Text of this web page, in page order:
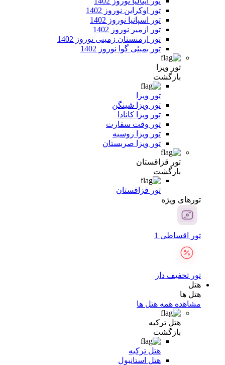
تور اوکراین نوروز 1402
تور اسپانیا نوروز 1402
تور ازمیر نوروز 1402
تور ارمنستان زمینی نوروز 1402
تور بمبئی گوا نوروز 1402
تور ویزا
بازگشت
تور ویزا
تور ویزا شینگن
تور ویزا کانادا
تور وقت سفارت
تور ویزا روسیه
تور ویزا صربستان
تور قزاقستان
بازگشت
تور قزاقستان
تور‌های ویژه
تور اقساطی 1
تور تخفیف دار
هتل
هتل ها
مشاهده همه هتل ها
هتل ترکیه
بازگشت
هتل ترکیه
هتل استانبول